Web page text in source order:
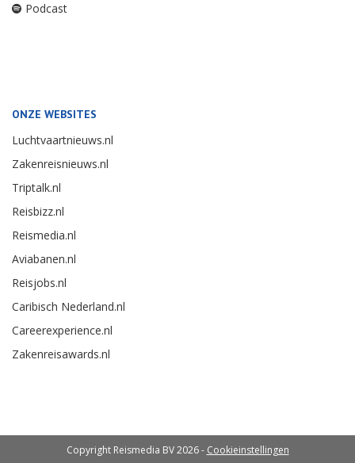
Podcast
ONZE WEBSITES
Luchtvaartnieuws.nl
Zakenreisnieuws.nl
Triptalk.nl
Reisbizz.nl
Reismedia.nl
Aviabanen.nl
Reisjobs.nl
Caribisch Nederland.nl
Careerexperience.nl
Zakenreisawards.nl
Copyright Reismedia BV 2026 - Cookieinstellingen